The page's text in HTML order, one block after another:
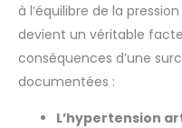
à l’équilibre de la
devient un véritable
conséquences d’une
documentées :
L’hypertension